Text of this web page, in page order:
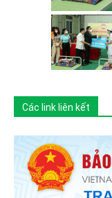
Các link liên kết